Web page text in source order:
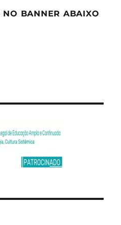
NO BANNER ABAIXO